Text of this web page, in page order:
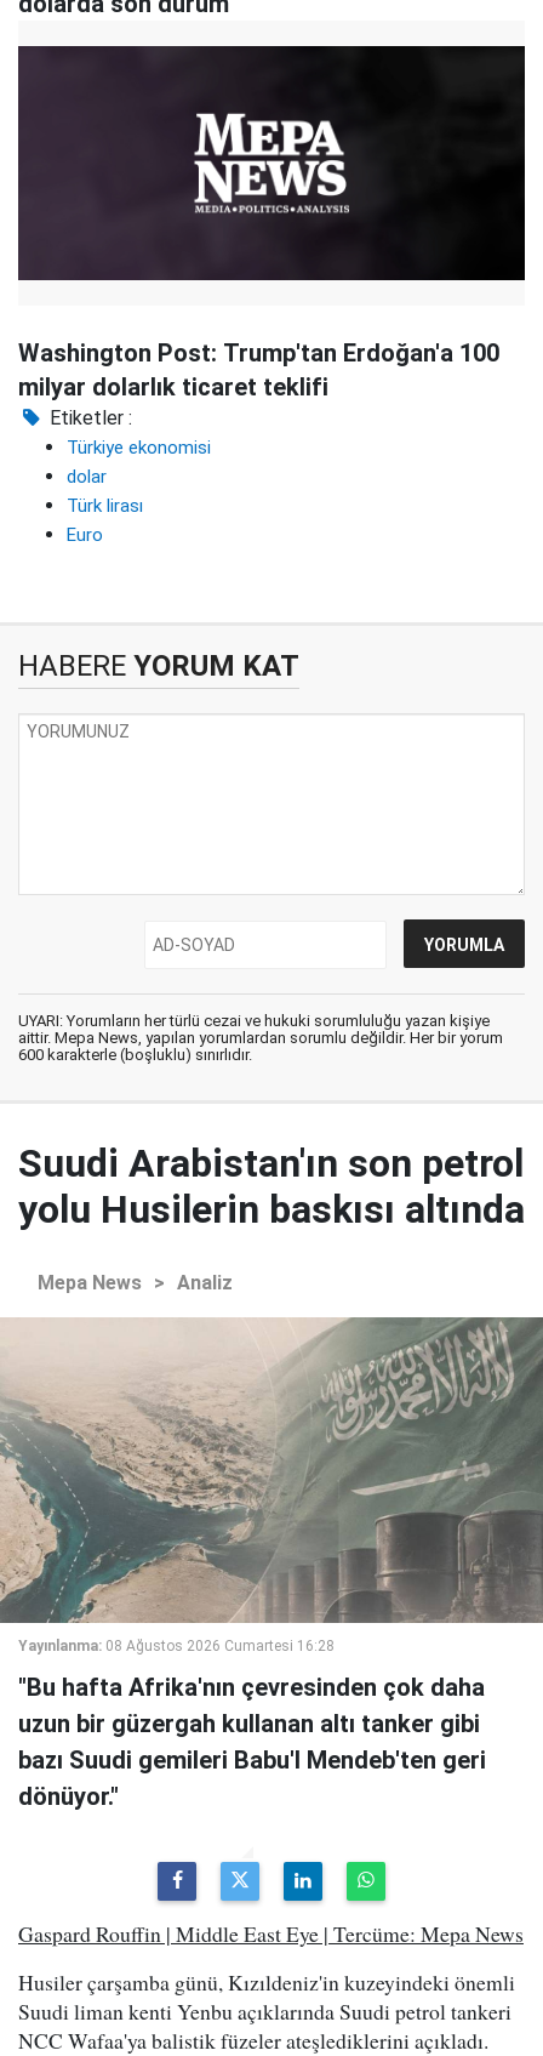
Washington Post: Trump'tan Erdoğan'a 100
milyar dolarlık ticaret teklifi
Etiketler :
Türkiye ekonomisi
dolar
Türk lirası
Euro
HABERE YORUM KAT
UYARI: Yorumların her türlü cezai ve hukuki sorumluluğu yazan kişiye
aittir. Mepa News, yapılan yorumlardan sorumlu değildir. Her bir yorum
600 karakterle (boşluklu) sınırlıdır.
Suudi Arabistan'ın son petrol
yolu Husilerin baskısı altında
Mepa News > Analiz
Yayınlanma: 08 Ağustos 2026 Cumartesi 16:28
"Bu hafta Afrika'nın çevresinden çok daha
uzun bir güzergah kullanan altı tanker gibi
bazı Suudi gemileri Babu'l Mendeb'ten geri
dönüyor."
Gaspard Rouffin | Middle East Eye | Tercüme: Mepa News
Husiler çarşamba günü, Kızıldeniz'in kuzeyindeki önemli
Suudi liman kenti Yenbu açıklarında Suudi petrol tankeri
NCC Wafaa'ya balistik füzeler ateşlediklerini açıkladı.